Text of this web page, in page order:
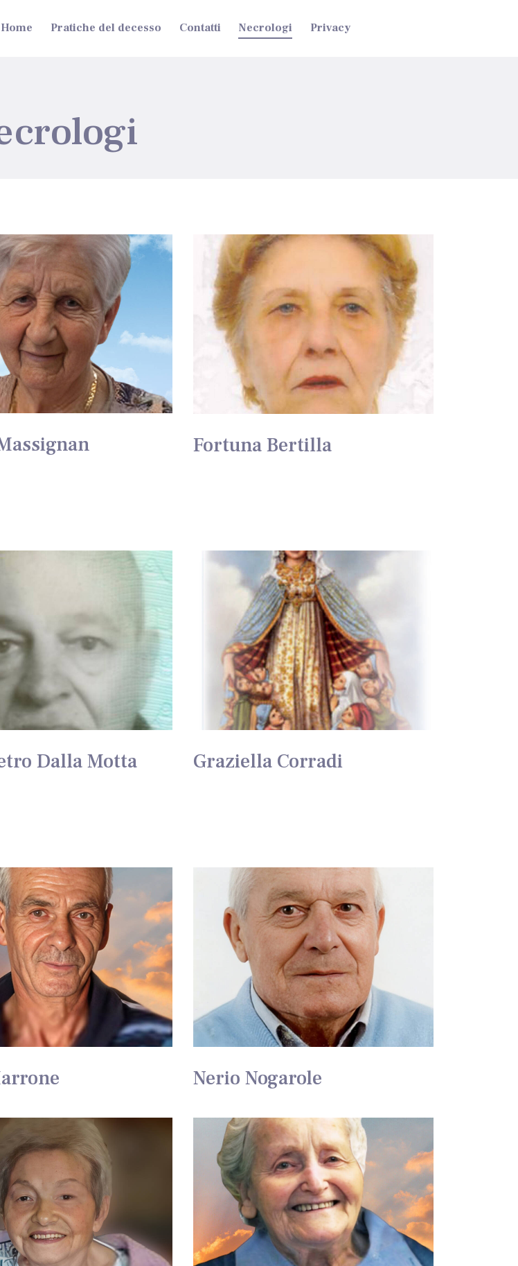
Home Pratiche del decesso Contatti Necrologi Privacy
Fortuna Bertilla
Dalla Motta Graziella Corradi
Nerio Nogarole